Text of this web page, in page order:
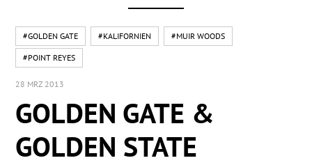
#GOLDEN GATE #KALIFORNIEN #MUIR WOODS
#POINT REYES
28 MRZ 2013
GOLDEN GATE &
GOLDEN STATE